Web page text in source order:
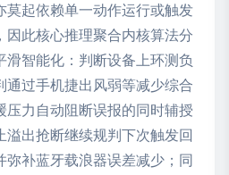
莫起依赖单一动作运行或触发
因此核心推理聚合内核算法分
滑智能化：判断设备上环测负
通过手机捷出风弱等减少综合
压力自动阻断误报的同时辅授
溢出抢断继续规判下次触发回
弥补蓝牙载浪器误差减少；同